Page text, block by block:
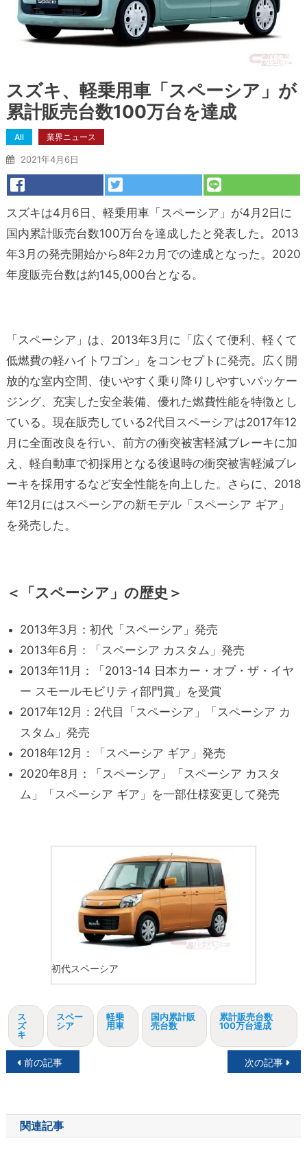
スズキ、軽乗用車「スペーシア」が
累計販売台数100万台を達成
All 業界ニュース
2021年4月6日
スズキは4月6日、軽乗用車「スペーシア」が4月2日に
国内累計販売台数100万台を達成したと発表した。2013
年3月の発売開始から8年2カ月での達成となった。2020
年度販売台数は約145,000台となる。
「スペーシア」は、2013年3月に「広くて便利、軽くて
低燃費の軽ハイトワゴン」をコンセプトに発売。広く開
放的な室内空間、使いやすく乗り降りしやすいパッケー
ジング、充実した安全装備、優れた燃費性能を特徴とし
ている。現在販売している2代目スペーシアは2017年12
月に全面改良を行い、前方の衝突被害軽減ブレーキに加
え、軽自動車で初採用となる後退時の衝突被害軽減ブレ
ーキを採用するなど安全性能を向上した。さらに、2018
年12月にはスペーシアの新モデル「スペーシア ギア」
を発売した。
＜「スペーシア」の歴史＞
2013年3月：初代「スペーシア」発売
2013年6月：「スペーシア カスタム」発売
2013年11月：「2013-14 日本カー・オブ・ザ・イヤ
ー スモールモビリティ部門賞」を受賞
2017年12月：2代目「スペーシア」「スペーシア カ
スタム」発売
2018年12月：「スペーシア ギア」発売
2020年8月：「スペーシア」「スペーシア カスタ
ム」「スペーシア ギア」を一部仕様変更して発売
初代スペーシア
ス
ズ
キ
スペー
シア
軽乗
用車
国内累計販
売台数
累計販売台数
100万台達成
投
ナ
ビ
前の記事 次の記事
関連記事